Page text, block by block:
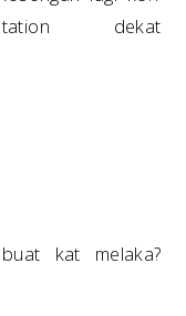
dekat
kat melaka?